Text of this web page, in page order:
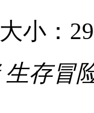
大小：
生存冒